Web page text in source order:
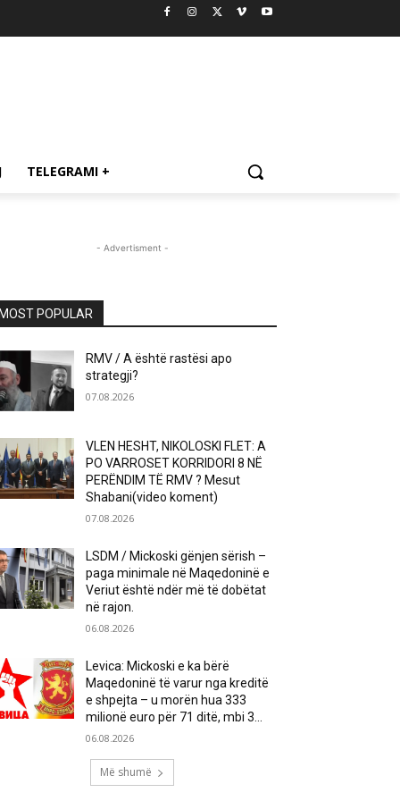
TELEGRAMI +
- Advertisment -
MOST POPULAR
RMV / A është rastësi apo
strategji?
07.08.2026
VLEN HESHT, NIKOLOSKI FLET: A
PO VARROSET KORRIDORI 8 NË
PERËNDIM TË RMV ? Mesut
Shabani(video koment)
07.08.2026
LSDM / Mickoski gënjen sërish –
paga minimale në Maqedoninë e
Veriut është ndër më të dobëtat
në rajon.
06.08.2026
Levica: Mickoski e ka bërë
Maqedoninë të varur nga kreditë
e shpejta – u morën hua 333
milionë euro për 71 ditë, mbi 3...
06.08.2026
Më shumë